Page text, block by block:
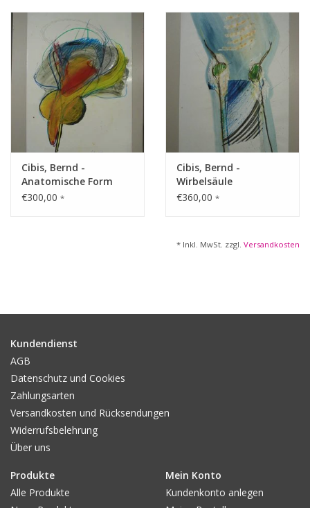
Cibis, Bernd -
Anatomische Form
€300,00 *
Cibis, Bernd -
Wirbelsäule
€360,00 *
* Inkl. MwSt. zzgl. Versandkosten
Kundendienst
AGB
Datenschutz und Cookies
Zahlungsarten
Versandkosten und Rücksendungen
Widerrufsbelehrung
Über uns
Produkte
Alle Produkte
Mein Konto
Kundenkonto anlegen